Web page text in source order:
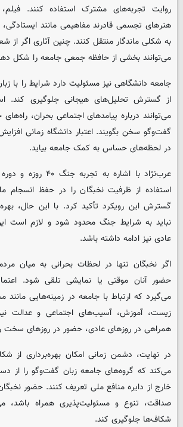
روایت تجربه‌های مشترک استفاده کنند.
هنرهای تجسمی قادرند مفاهیمی مانند
به شکلی ماندگار منتقل کنند. چنین آثاری اگر از
می‌توانند بخشی از حافظه جمعی جامعه را شکل
جامعه دانشگاهی نیز مسئولیت دارد شرایط را با
از گسترش تحلیل‌های هیجانی جلوگیری کند.
می‌توانند درباره پیامدهای اجتماعی بحران،
گفت‌وگو سخن بگویند. اعتبار دانشگاه زمانی
در لحظه‌های حساس به کمک جامعه بیاید.
عرب‌نژاد با اشاره به
استفاده از ظرفیت نخبگان را در حفظ انسجام
گسترش این رویکرد تأکید کرد. با این حال،
نباید به شرایط جنگ محدود شود و لازم است
عادی نیز ادامه داشته باشد.
اگر نخبگان تنها در لحظات بحرانی به میان مردم
حضور آنان موقتی یا نمایشی تلقی شود.
می‌گیرد که ارتباط با جامعه در زمینه‌هایی مانند
زیست، آموزش، آسیب‌های اجتماعی و عدالت
همراهی در روزهای عادی، حضور در روزهای سخت را
در نهایت، دشمن زمانی امکان بهره‌برداری از
می‌کند که گروه‌های جامعه زبان گفت‌وگو را از
خارج از دایره منافع ملی تعریف کنند. حضور
صداقت، تنوع و مسئولیت‌پذیری همراه باشد،
شکاف‌ها جلوگیری کند.